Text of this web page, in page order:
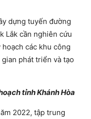
dựng tuyến đường
Lắk cần nghiên cứu
các khu công
phát triển và tạo
tỉnh Khánh Hòa
2022, tập trung